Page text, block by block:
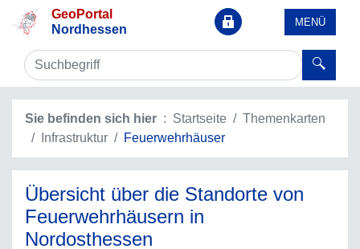
GeoPortal
Nordhessen
MENÜ
Sie befinden sich hier Startseite
Themenkarten
Infrastruktur
Feuerwehrhäuser
Übersicht über die Standorte von
Feuerwehrhäusern in
Nordosthessen